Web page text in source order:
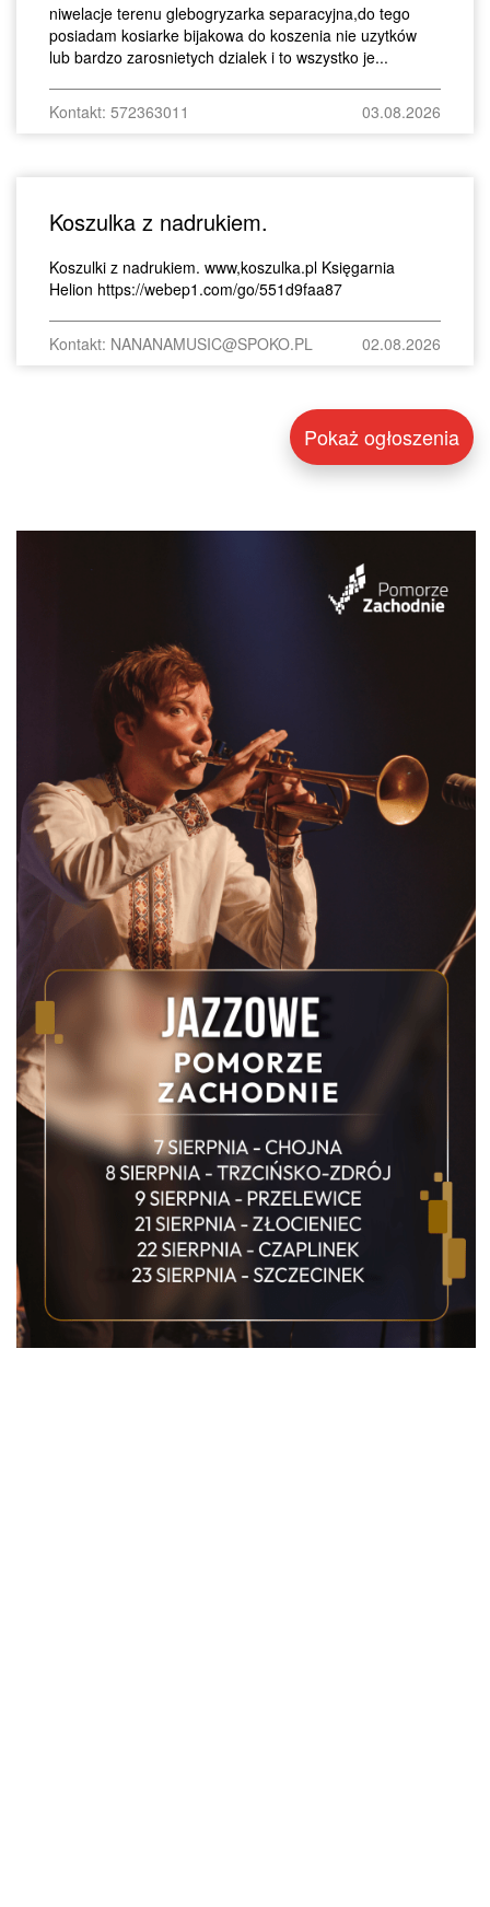
niwelacje terenu glebogryzarka separacyjna,do tego
posiadam kosiarke bijakowa do koszenia nie uzytków
lub bardzo zarosnietych dzialek i to wszystko je...
Kontakt: 572363011 03.08.2026
Koszulka z nadrukiem.
Koszulki z nadrukiem. www,koszulka.pl Księgarnia
Helion https://webep1.com/go/551d9faa87
Kontakt: NANANAMUSIC@SPOKO.PL 02.08.2026
Pokaż ogłoszenia